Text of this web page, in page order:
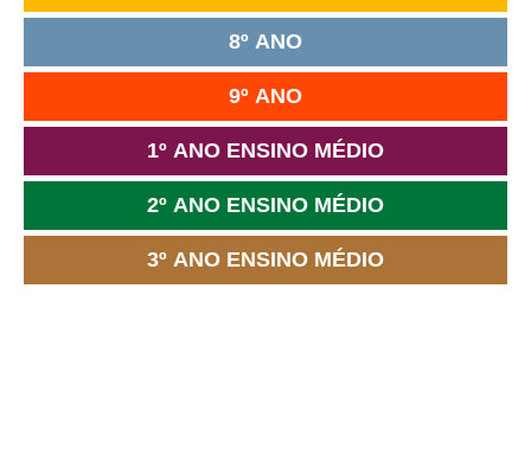
8º ANO
9º ANO
1º ANO ENSINO MÉDIO
2º ANO ENSINO MÉDIO
3º ANO ENSINO MÉDIO